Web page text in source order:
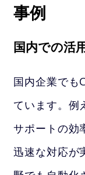
事例
国内での活
国内企業でも
ています。例
サポートの効
迅速な対応が